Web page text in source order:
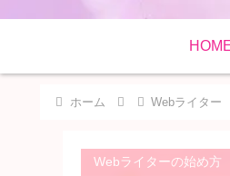
ホーム Webライター
Webライターの始め方